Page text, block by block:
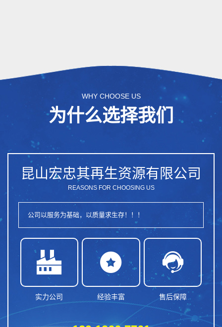
WHY CHOOSE US
为什么选择我们
昆山宏忠其再生资源有限公司
REASONS FOR CHOOSING US
公司以服务为基础，以质量求生存！！！

实力公司

经验丰富

售后保障